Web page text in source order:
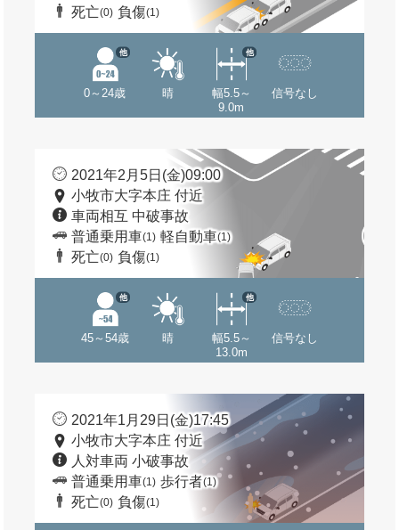
死亡(0) 負傷(1)
0～24歳
他
晴
幅5.5～
9.0m
他
信号なし
2021年2月5日(金)09:00
小牧市大字本庄 付近
車両相互 中破事故
普通乗用車(1) 軽自動車(1)
死亡(0) 負傷(1)
45～54歳
他
晴
幅5.5～
13.0m
他
信号なし
2021年1月29日(金)17:45
小牧市大字本庄 付近
人対車両 小破事故
普通乗用車(1) 歩行者(1)
死亡(0) 負傷(1)